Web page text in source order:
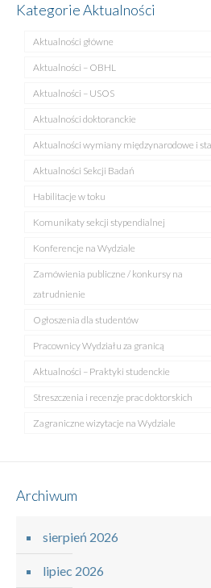
Kategorie Aktualności
Aktualności główne
Aktualności – OBHL
Aktualności – USOS
Aktualności doktoranckie
Aktualności wymiany międzynarodowe i
Aktualności Sekcji Badań
Habilitacje w toku
Komunikaty sekcji stypendialnej
Konferencje na Wydziale
Zamówienia publiczne / konkursy na
zatrudnienie
Ogłoszenia dla studentów
Pracownicy Wydziału za granicą
Aktualności – Praktyki studenckie
Streszczenia i recenzje prac doktorskich
Zagraniczne wizytacje na Wydziale
Archiwum
sierpień 2026
lipiec 2026